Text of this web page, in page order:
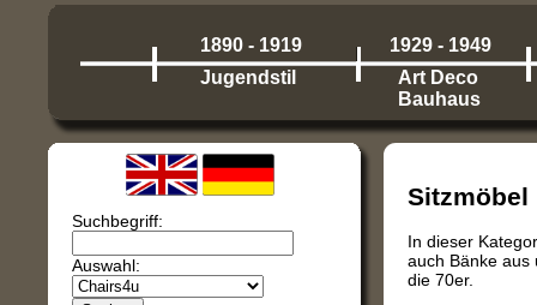
1890 - 1919
Jugendstil
1929 - 1949
Art Deco
Bauhaus
Suchbegriff:
Auswahl:
Sitzmöbel
In dieser
auch Bänke aus
die 70er.